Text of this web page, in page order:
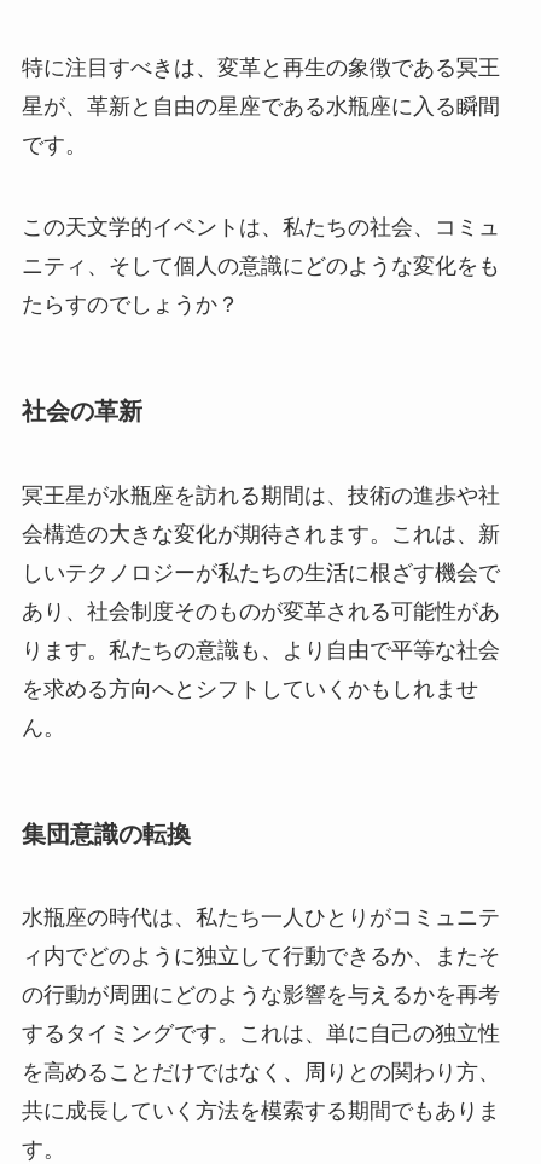
特に注目すべきは、変革と再生の象徴である冥王
星が、革新と自由の星座である水瓶座に入る瞬間
です。
この天文学的イベントは、私たちの社会、コミュ
ニティ、そして個人の意識にどのような変化をも
たらすのでしょうか？
社会の革新
冥王星が水瓶座を訪れる期間は、技術の進歩や社
会構造の大きな変化が期待されます。これは、新
しいテクノロジーが私たちの生活に根ざす機会で
あり、社会制度そのものが変革される可能性があ
ります。私たちの意識も、より自由で平等な社会
を求める方向へとシフトしていくかもしれませ
ん。
集団意識の転換
水瓶座の時代は、私たち一人ひとりがコミュニテ
ィ内でどのように独立して行動できるか、またそ
の行動が周囲にどのような影響を与えるかを再考
するタイミングです。これは、単に自己の独立性
を高めることだけではなく、周りとの関わり方、
共に成長していく方法を模索する期間でもありま
す。